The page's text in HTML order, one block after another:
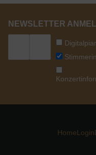
NEWSLETTER
HomeLogin